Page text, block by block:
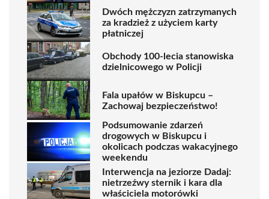
Dwóch mężczyzn zatrzymanych
za kradzież z użyciem karty
płatniczej
Obchody 100-lecia stanowiska
dzielnicowego w Policji
Fala upałów w Biskupcu –
Zachowaj bezpieczeństwo!
Podsumowanie zdarzeń
drogowych w Biskupcu i
okolicach podczas wakacyjnego
weekendu
Interwencja na jeziorze Dadaj:
nietrzeźwy sternik i kara dla
właściciela motorówki